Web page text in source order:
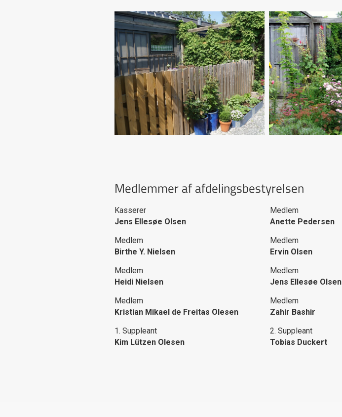
Medlemmer af afdelingsbestyrelsen
Kasserer
Jens Ellesøe Olsen
Medlem
Anette Pedersen
Medlem
Birthe Y. Nielsen
Medlem
Ervin Olsen
Medlem
Heidi Nielsen
Medlem
Jens Ellesøe Olsen
Medlem
Kristian Mikael de Freitas Olesen
Medlem
Zahir Bashir
1. Suppleant
Kim Lützen Olesen
2. Suppleant
Tobias Duckert